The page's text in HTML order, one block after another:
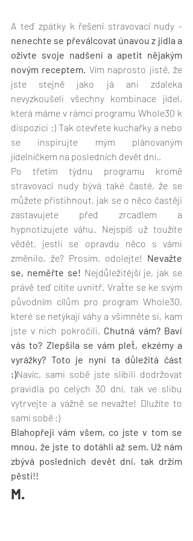
nenechte se převálcovat únavou z jídla a
oživte svoje nadšení a apetit nějakým
novým receptem. Vím naprosto jistě, že
jste stejně jako já ani zdaleka
nevyzkoušeli všechny kombinace jídel,
která máme v rámci programu Whole30 k
dispozici ;) Tak otevřete kuchařky a nebo
se inspirujte mým plánovaným
jídelníčkem na posledních devět dní..
Po třetím týdnu programu kromě
stravovací nudy bývá také časté, že se
můžete přistihnout, jak se o něco častěji
zastavujete před zrcadlem a
hypnotizujete váhu. Nejspíš už toužíte
vědět, jestli se opravdu něco s vámi
změnilo, že? Prosím, odolejte! Nevažte
se, neměřte se! Nejdůležitější je, jak se
právě teď cítíte uvnitř. Vraťte se ke svým
původním cílům pro program Whole30,
které se netýkají váhy a všimněte si, kam
jste v nich pokročili. Chutná vám? Baví
vás to? Zlepšila se vám pleť, ekzémy a
vyrážky? Toto je nyní ta důležitá část
;)Navíc, sami sobě jste slíbili dodržovat
pravidla po celých 30 dní, tak ve slibu
vytrvejte a vážně se nevažte! Dlužíte to
sami sobě ;)
Blahopřeji vám všem, co jste v tom se
mnou, že jste to dotáhli až sem. Už nám
zbývá posledních devět dní, tak držím
pěsti!!
M.